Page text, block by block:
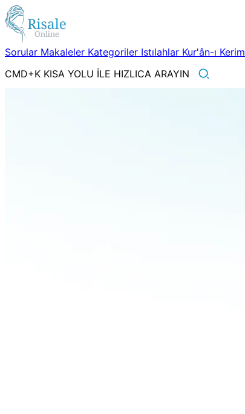
Sorular Makaleler Kategoriler Istılahlar Kur'ân-ı Kerim
CMD+K KISA YOLU İLE HIZLICA ARAYIN